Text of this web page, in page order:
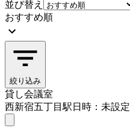
並び替え
おすすめ順
絞り込み
貸し会議室
西新宿五丁目駅日時：未設定